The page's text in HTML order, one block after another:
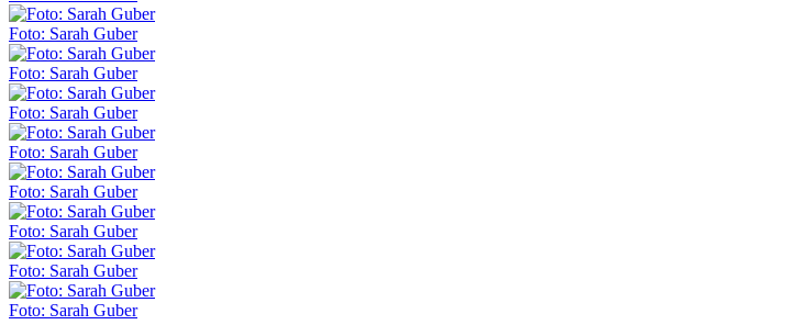
Foto: Sarah Guber
Foto: Sarah Guber
Foto: Sarah Guber
Foto: Sarah Guber
Foto: Sarah Guber
Foto: Sarah Guber
Foto: Sarah Guber
Foto: Sarah Guber